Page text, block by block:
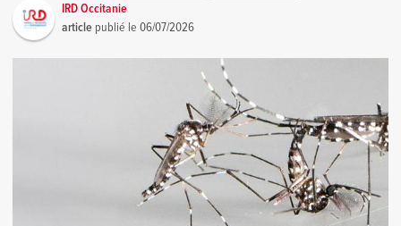
IRD Occitanie
article publié le06/07/2026